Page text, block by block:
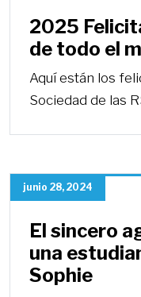
2025
de todo el
Aquí están los
Sociedad de las
junio 28, 2024
El sincero
una
Sophie